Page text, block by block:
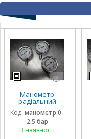
Манометр
радіальний
гліцириновий
вібростійкий 63
мм 0-2,5 Бар
Італія
Код: манометр 0-
2.5 бар
В наявності